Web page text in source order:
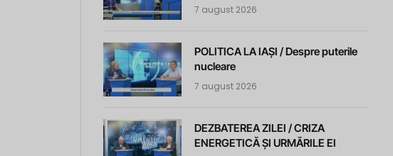
7 august 2026
POLITICA LA IAȘI / Despre puterile
nucleare
7 august 2026
DEZBATEREA ZILEI / CRIZA
ENERGETICĂ ȘI URMĂRILE EI